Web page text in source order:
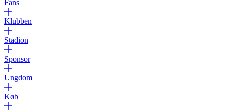
Fans
Klubben
Stadion
Sponsor
Ungdom
Køb